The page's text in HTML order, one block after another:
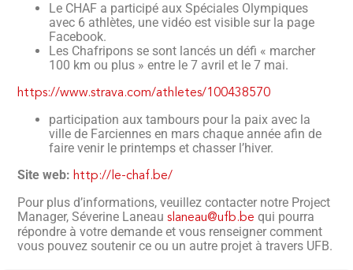
Le CHAF a participé aux Spéciales Olympiques
avec 6 athlètes, une vidéo est visible sur la page
Facebook.
Les Chafripons se sont lancés un défi « marcher
100 km ou plus » entre le 7 avril et le 7 mai.
https://www.strava.com/athletes/100438570
participation aux tambours pour la paix avec la
ville de Farciennes en mars chaque année afin de
faire venir le printemps et chasser l’hiver.
Site web: http://le-chaf.be/
Pour plus d’informations, veuillez contacter notre Project
Manager, Séverine Laneauslaneau@ufb.be qui pourra
répondre à votre demande et vous renseigner comment
vous pouvez soutenir ce ou un autre projet à travers UFB.